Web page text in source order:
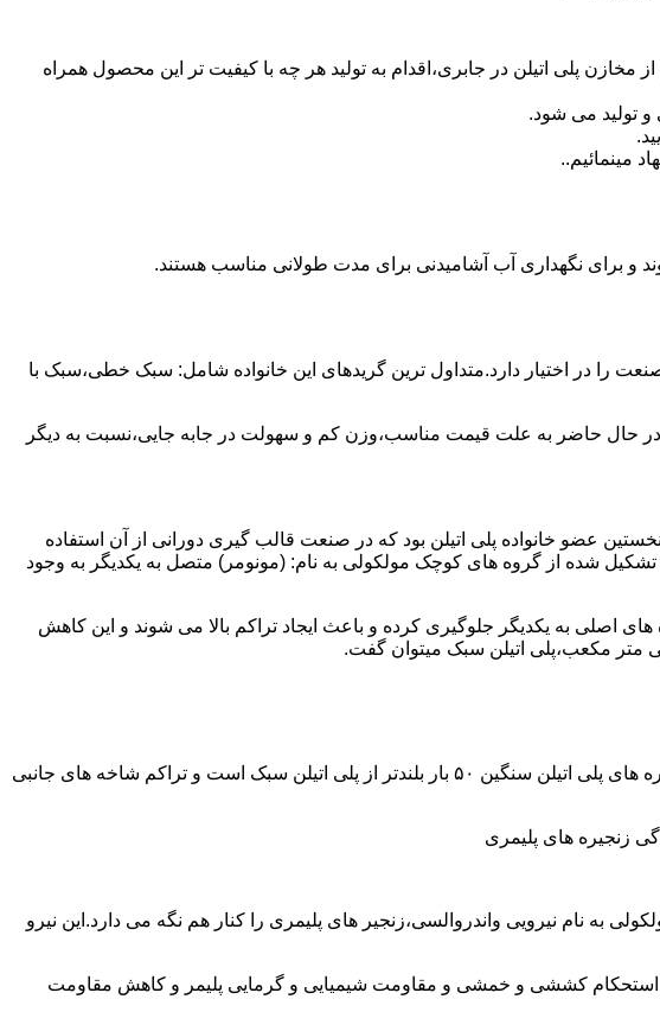
به نیاز این نوع از مخازن پلی اتیلن در جابری،اقدام به تولید هر چه با کیفیت تر این محصول همراه
و تولید می شود.
مینمائیم..
و برای نگهداری آب آشامیدنی برای مدت طولانی مناسب هستند.
که در صنعت قالب گیری دورانی از آن استفاده می شود و مقدار 85 درصد بازار این صنعت را در اختیار دارد.متداول ترین گریدهای این خانواده شامل: سبک خطی،سبک با
در حال حاضر به علت قیمت مناسب،وزن کم و سهولت در جابه جایی،نسبت به دیگر
500 میکرون به بازار عرضه نمود.پلی اتیلن سبک نخستین عضو خانواده پلی اتیلن بود که در صنعت قالب گیری دورانی از آن استفاده
تشکیل شده از گروه های کوچک مولکولی به نام: (مونومر) متصل به یکدیگر به وجود
اصلی به یکدیگر جلوگیری کرده و باعث ایجاد تراکم بالا می شوند و این کاهش
پلی اتیلن سنگین مثل پلی اتیلن سبک از اتم های هیدروژن و کربن تشکیل می شود.فرق در این مورد می باشد که طول زنجیره های پلی اتیلن سنگین ۵۰ بار بلندتر از پلی اتیلن سبک است و تراکم شاخه های جانبی
زنجیره های پلیمری
به نام نیرویی واندروالسی،زنجیر های پلیمری را کنار هم نگه می دارد.این نیرو
استحکام کششی و خمشی و مقاومت شیمیایی و گرمایی پلیمر و کاهش مقاومت